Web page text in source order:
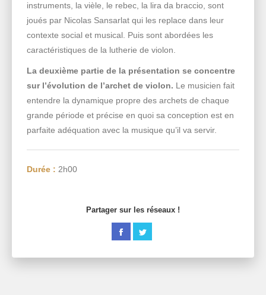
instruments, la vièle, le rebec, la lira da braccio, sont
joués par Nicolas Sansarlat qui les replace dans leur
contexte social et musical. Puis sont abordées les
caractéristiques de la lutherie de violon.
La deuxième partie de la présentation se concentre
sur l’évolution de l’archet de violon. Le musicien fait
entendre la dynamique propre des archets de chaque
grande période et précise en quoi sa conception est en
parfaite adéquation avec la musique qu’il va servir.
Durée : 2h00
Partager sur les réseaux !
Partager